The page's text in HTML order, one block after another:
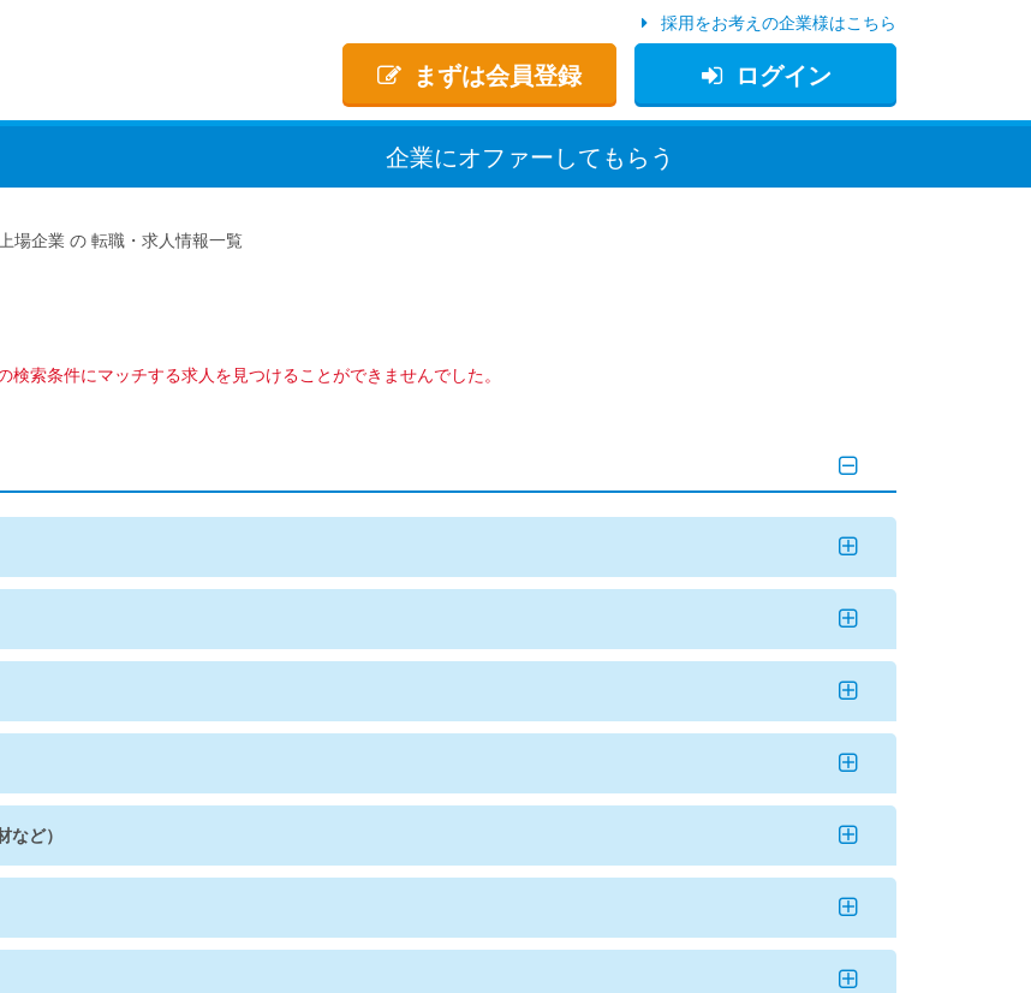
まずは会員登録 ログイン
採用をお考えの企業様はこちら
企業にオファー してもらう
上場企業 転職・求人情報一覧
検索条件にマッチする求人を見つけることができませんでした。
ど）